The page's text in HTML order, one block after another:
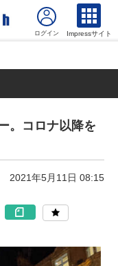
Impressサイト
。コロナ以降を
2021年5月11日 08:15